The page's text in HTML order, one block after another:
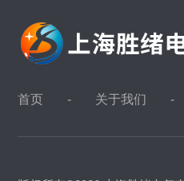
首页 关于我们